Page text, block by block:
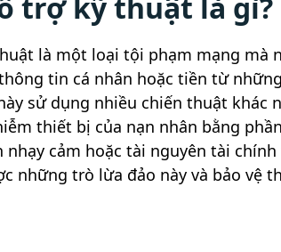
trợ kỹ thuật là gì?
là một loại tội phạm mạng mà
tin cá nhân hoặc tiền từ
sử dụng nhiều chiến thuật khác
thiết bị của nạn nhân bằng
cảm hoặc tài nguyên tài
những trò lừa đảo này và bảo vệ